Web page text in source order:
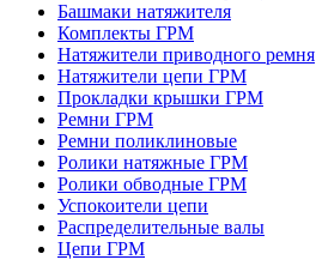
Башмаки натяжителя
Комплекты ГРМ
Натяжители приводного ремня
Натяжители цепи ГРМ
Прокладки крышки ГРМ
Ремни ГРМ
Ремни поликлиновые
Ролики натяжные ГРМ
Ролики обводные ГРМ
Успокоители цепи
Распределительные валы
Цепи ГРМ